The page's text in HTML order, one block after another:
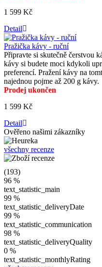
1 599 Kč
Detail
Pražička kávy - ruční
Připravte si skutečně čerstvou
kávy si budete moci kdykoli
preferencí. Pražení kávy na
najednou pojme až 200 g kávy.
Prodej ukončen
1 599 Kč
Detail
Ověřeno našimi zákazníky
všechny recenze
(193)
96 %
text_statistic_main
99 %
text_statistic_deliveryDate
99 %
text_statistic_communication
98 %
text_statistic_deliveryQuality
0 %
text_statistic_monthlyRating